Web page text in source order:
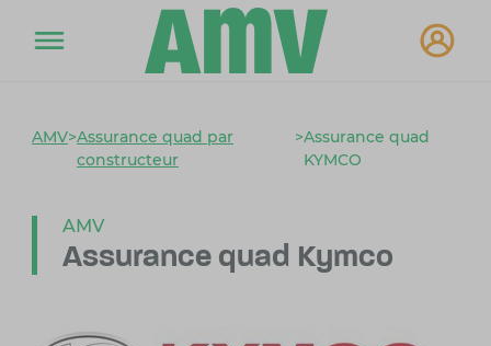
AMV>Assurance quad par
constructeur
>Assurance quad
KYMCO
AMV
Assurance quad Kymco